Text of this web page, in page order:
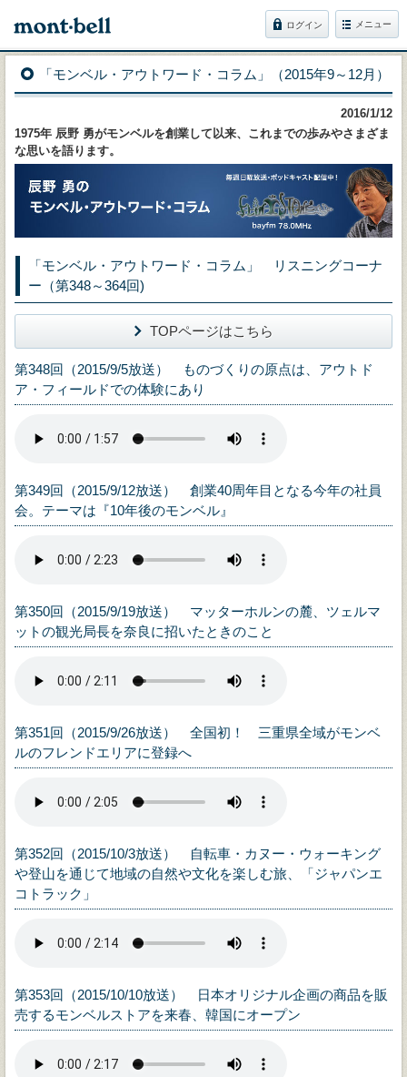
ログイン メニュー
「モンベル・アウトワード・コラム」（2015年9～12月）
2016/1/12
1975年 辰野 勇がモンベルを創業して以来、これまでの歩みやさまざま
な思いを語ります。
「モンベル・アウトワード・コラム」 リスニングコーナ
ー（第348～364回)
TOPページはこちら
第348回（2015/9/5放送） ものづくりの原点は、アウトド
ア・フィールドでの体験にあり
第349回（2015/9/12放送） 創業40周年目となる今年の社員
会。テーマは『10年後のモンベル』
第350回（2015/9/19放送） マッターホルンの麓、ツェルマ
ットの観光局長を奈良に招いたときのこと
第351回（2015/9/26放送） 全国初！ 三重県全域がモンベ
ルのフレンドエリアに登録へ
第352回（2015/10/3放送） 自転車・カヌー・ウォーキング
や登山を通じて地域の自然や文化を楽しむ旅、「ジャパンエ
コトラック」
第353回（2015/10/10放送） 日本オリジナル企画の商品を販
売するモンベルストアを来春、韓国にオープン